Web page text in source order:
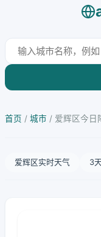
首页 / 城市 / 爱辉区今日
爱辉区实时天气 3